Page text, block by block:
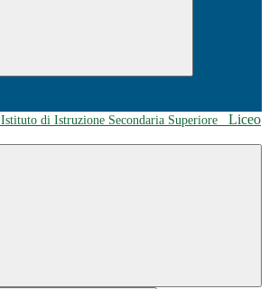
Istituto di Istruzione Secondaria Superiore
Liceo